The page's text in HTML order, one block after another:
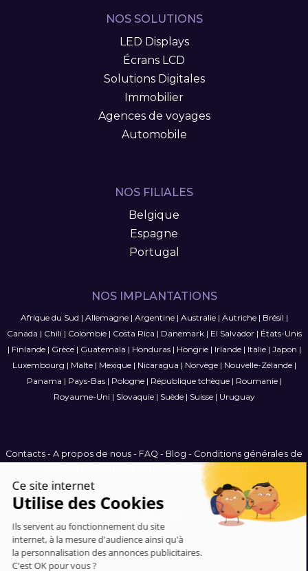
NOS SOLUTIONS
LED Displays
Écrans LCD
Solutions Digitales
Immobilier
Agences de voyages
Automobile
NOS FILIALES
Belgique
Espagne
Portugal
NOS IMPLANTATIONS
Afrique du Sud | Allemagne| Argentine| Australie| Autriche| Brésil |
Canada | Chili | Colombie| Costa Rica | Danemark| El Salvador| États-Unis
| Finlande| Grèce| Guatemala | Honduras| Hongrie| Irlande| Italie| Japon |
Luxembourg | Malte| Mexique| Nicaragua | Norvège| Nouvelle-Zélande|
Panama | Pays-Bas| Pologne| République tchèque| Roumanie|
Royaume-Uni | Slovaquie| Suède| Suisse| Uruguay
Contacts - A propos de nous - FAQ - Blog - Conditions générales de
Politique de confidentialité-Plan du site